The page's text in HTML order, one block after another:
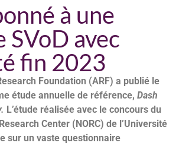
à une
SVoD avec
fin 2023
Foundation (ARF) a publié le
étude annuelle de référence, Dash
L’étude réalisée avec le concours du
Center (NORC) de l’Université
sur un vaste questionnaire